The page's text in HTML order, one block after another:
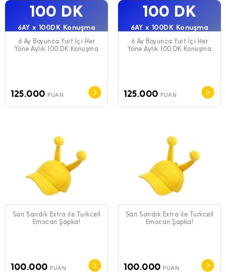
100 DK
6AY x 100DK Konuşma
6 Ay Boyunca Yurt İçi Her
Yöne Aylık 100 DK Konuşma
125.000 PUAN
100 DK
6AY x 100DK Konuşma
6 Ay Boyunca Yurt İçi Her
Yöne Aylık 100 DK Konuşma
125.000 PUAN
Sarı Sandık Extra ile Turkcell
Emocan Şapka!
100.000 PUAN
Sarı Sandık Extra ile Turkcell
Emocan Şapka!
100.000 PUAN